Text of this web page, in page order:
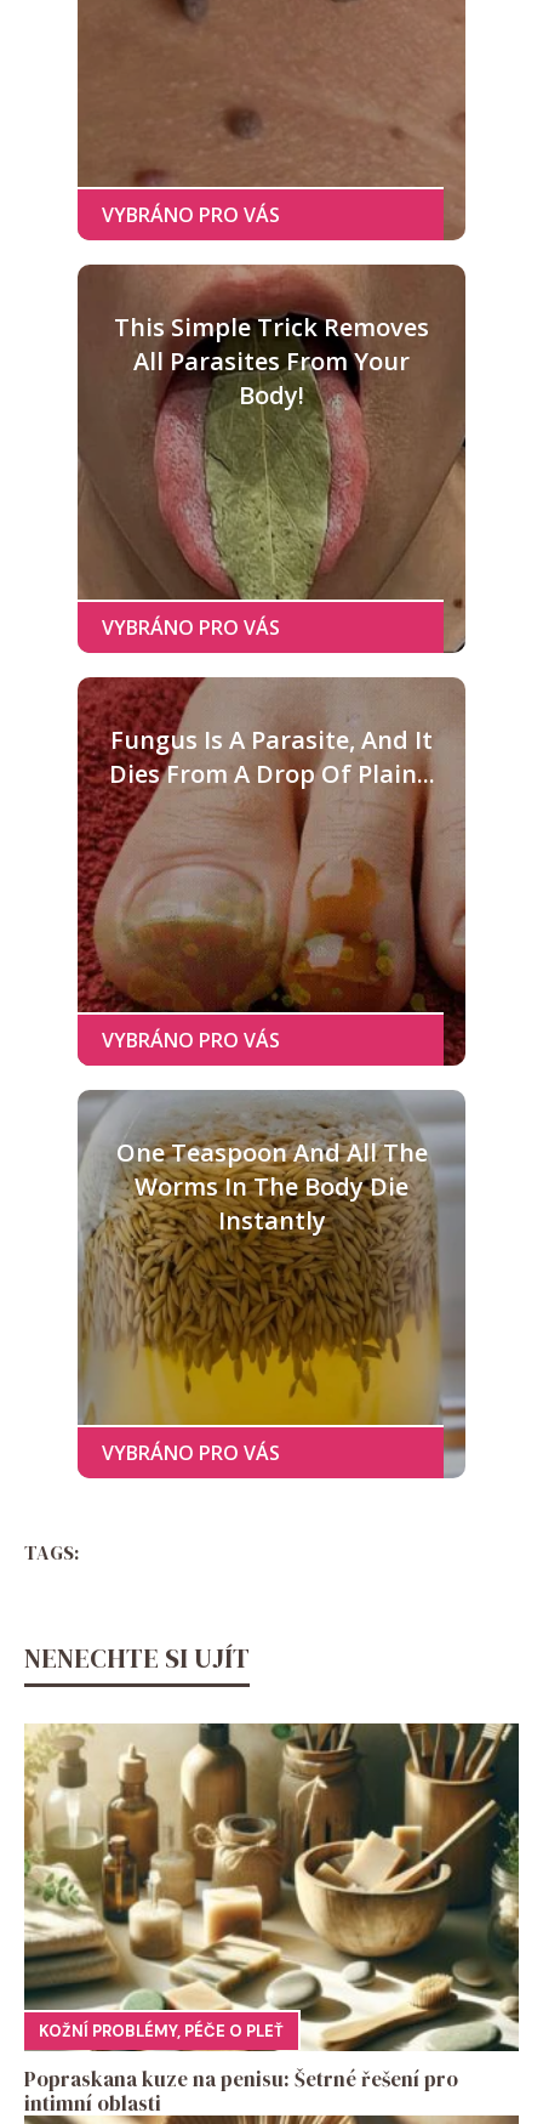
This Simple Trick Removes
All Parasites From Your
Body!
Fungus Is A Parasite, And It
Dies From A Drop Of Plain...
One Teaspoon And All The
Worms In The Body Die
Instantly
TAGS:
NENECHTE SI UJÍT
KOŽNÍ PROBLÉMY, PÉČE O PLEŤ
Popraskana kuze na penisu: Šetrné řešení pro
intimní oblasti